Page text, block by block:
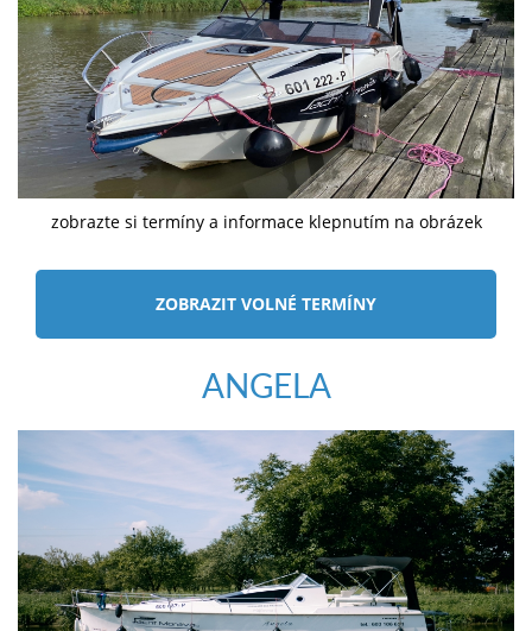
zobrazte si termíny a informace klepnutím na obrázek
ZOBRAZIT VOLNÉ TERMÍNY
ANGELA